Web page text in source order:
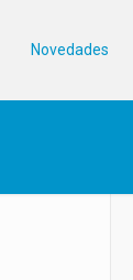
Novedades